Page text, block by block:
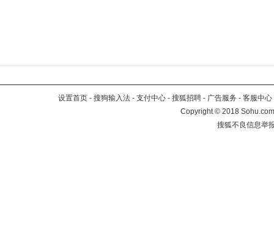
设置首页 - 搜狗输入法 - 支付中心 - 搜狐招聘 - 广告服务 - 客服中心
Copyright©2018
搜狐不良信息举